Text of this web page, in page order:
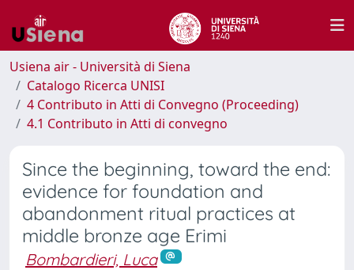
Usiena air - Università di Siena
Catalogo Ricerca UNISI
4 Contributo in Atti di Convegno (Proceeding)
4.1 Contributo in Atti di convegno
Since the beginning, toward the end:
evidence for foundation and
abandonment ritual practices at
middle bronze age Erimi
Bombardieri, Luca